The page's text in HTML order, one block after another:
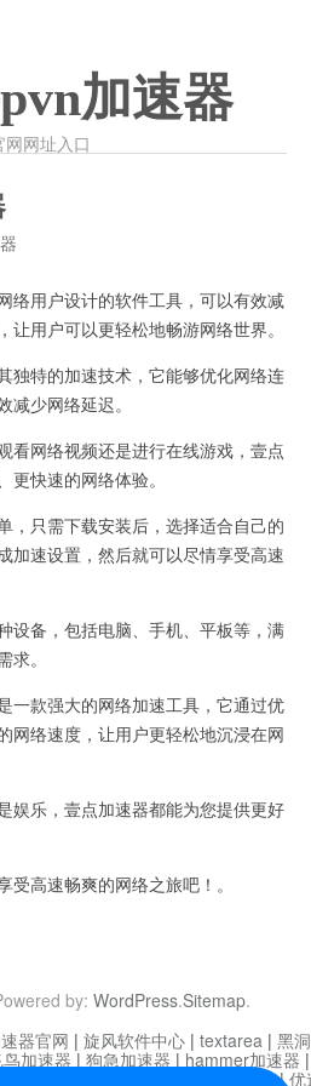
加速器
网网址入口
用户设计的软件工具，可以有效减
让用户可以更轻松地畅游网络世界。
特的加速技术，它能够优化网络连
少网络延迟。
网络视频还是进行在线游戏，壹点
更快速的网络体验。
只需下载安装后，选择适合自己的
加速设置，然后就可以尽情享受高速
备，包括电脑、手机、平板等，满
。
款强大的网络加速工具，它通过优
网络速度，让用户更轻松地沉浸在网
乐，壹点加速器都能为您提供更好
高速畅爽的网络之旅吧！。
by: WordPress.Sitemap.
器官网 | 旋风软件中心 | textarea | 黑
加速器 | 狗急加速器 | hammer加速器
迷雾通|优